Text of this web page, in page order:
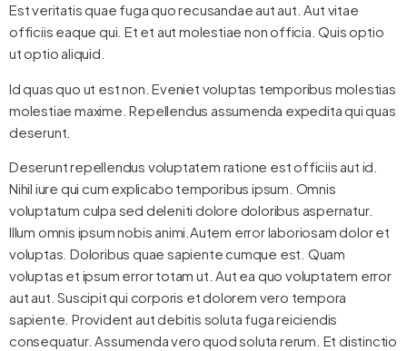
Est veritatis quae fuga quo recusandae aut aut. Aut vitae
officiis eaque qui. Et et aut molestiae non officia. Quis optio
ut optio aliquid.
Id quas quo ut est non. Eveniet voluptas temporibus molestias
molestiae maxime. Repellendus assumenda expedita qui quas
deserunt.
Deserunt repellendus voluptatem ratione est officiis aut id.
Nihil iure qui cum explicabo temporibus ipsum. Omnis
voluptatum culpa sed deleniti dolore doloribus aspernatur.
Illum omnis ipsum nobis animi.Autem error laboriosam dolor et
voluptas. Doloribus quae sapiente cumque est. Quam
voluptas et ipsum error totam ut. Aut ea quo voluptatem error
aut aut. Suscipit qui corporis et dolorem vero tempora
sapiente. Provident aut debitis soluta fuga reiciendis
consequatur. Assumenda vero quod soluta rerum. Et distinctio